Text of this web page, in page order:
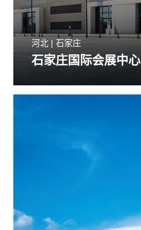
河北 | 石家庄
石家庄国际会展中心